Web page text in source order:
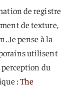
de registre
de texture,
Je pense à la
utilisent
du
:The